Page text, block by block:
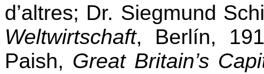
d’altres; Dr. Siegmund
Weltwirtschaft, Berlín,
Paish, Great Britain’s